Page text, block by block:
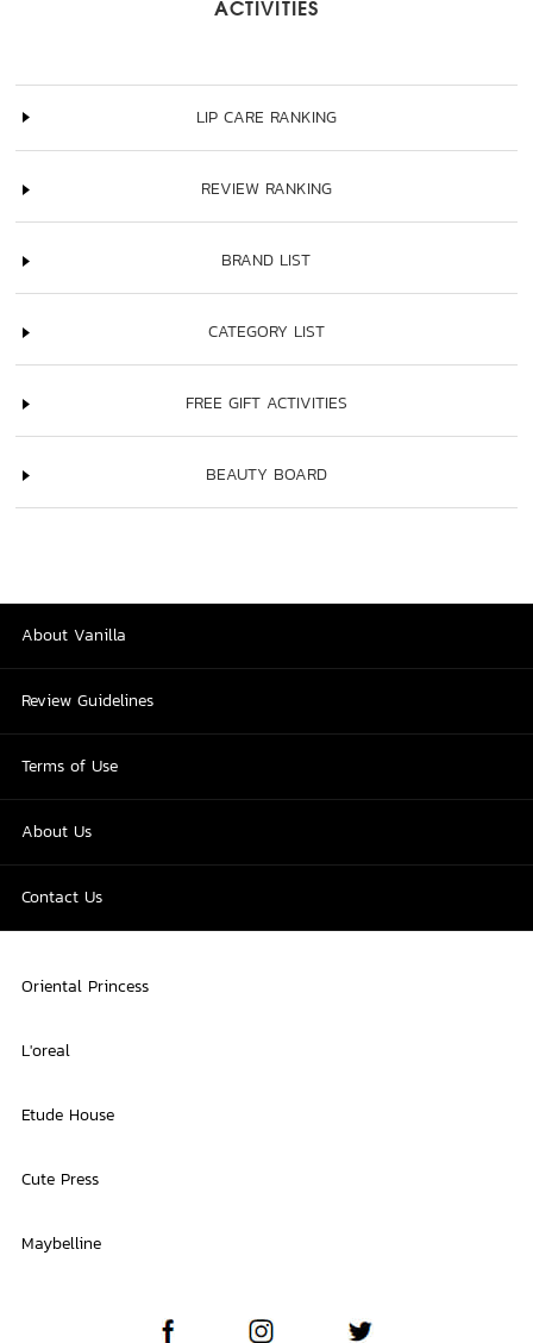
ACTIVITIES
LIP CARE RANKING
REVIEW RANKING
BRAND LIST
CATEGORY LIST
FREE GIFT ACTIVITIES
BEAUTY BOARD
About Vanilla
Review Guidelines
Terms of Use
About Us
Contact Us
Oriental Princess
L'oreal
Etude House
Cute Press
Maybelline